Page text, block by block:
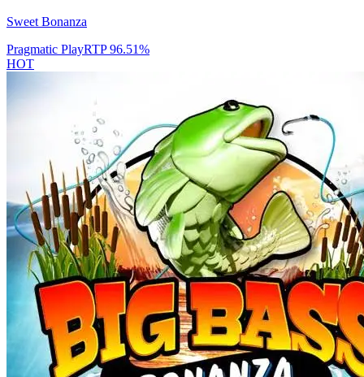
Sweet Bonanza
Pragmatic PlayRTP96.51%
HOT